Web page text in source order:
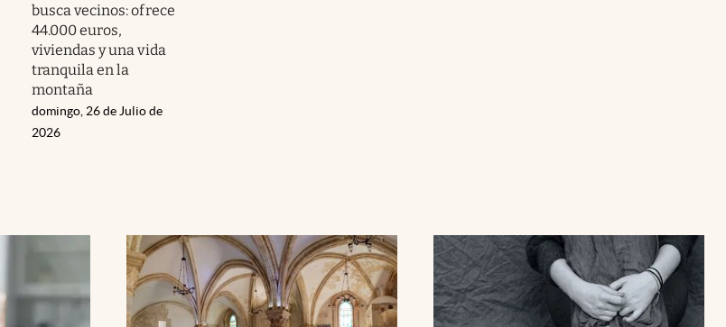
busca vecinos: ofrece
44.000 euros,
viviendas y una vida
tranquila en la
montaña
domingo, 26 de Julio de
2026